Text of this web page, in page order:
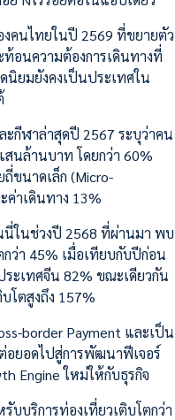
งคนไทยในปี 2569 ที่ขยายตัว
อนความต้องการเดินทางที่
ยมยังคงเป็นประเทศใน
ะกีฬาล่าสุดปี 2567 ระบุว่าคน
สนล้านบาท โดยกว่า 60%
ขนาดเล็ก (Micro-
ค่าเดินทาง 13%
ในช่วงปี 2568 ที่ผ่านมา พบ
กว่า 45% เมื่อเทียบกับปีก่อน
ะเทศจีน 82% ขณะเดียวกัน
โตสูงถึง 157%
border Payment และเป็น
ยอดไปสู่การพัฒนาฟีเจอร์
Engine ใหม่ให้กับธุรกิจ
บบริการท่องเที่ยวเติบโตกว่า